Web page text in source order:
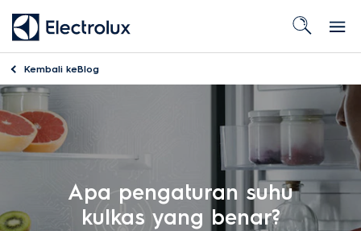
Kembali keBlog
Apa pengaturan suhu
kulkas yang benar?